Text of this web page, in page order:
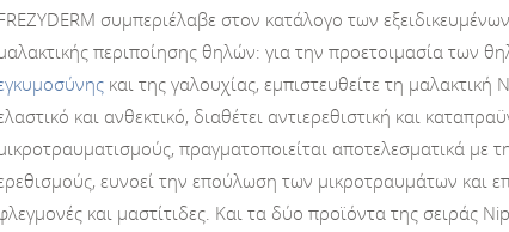
συμπεριέλαβε στον κατάλογο των
περιποίησης θηλών: για την προετοιμασία των
και της γαλουχίας, εμπιστευθείτε τη
και ανθεκτικό, διαθέτει αντιερεθιστική και
πραγματοποιείται αποτελεσματικά
ευνοεί την επούλωση των μικροτραυμάτων και
και μαστίτιδες. Και τα δύο προϊόντα της σειράς